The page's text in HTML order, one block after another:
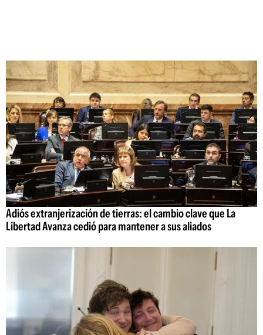
Adiós extranjerización de tierras: el cambio clave que La
Libertad Avanza cedió para mantener a sus aliados